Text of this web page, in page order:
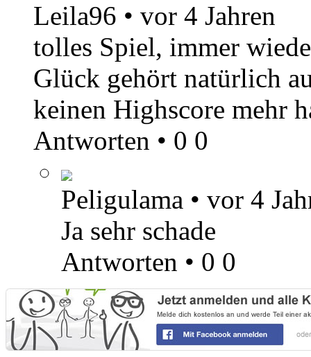
Leila96 • vor 4 Jahren
tolles Spiel, immer
Glück gehört natürlich
keinen Highscore mehr
Antworten • 0 0
Peligulama • vor 4
Ja sehr schade
Antworten • 0 0